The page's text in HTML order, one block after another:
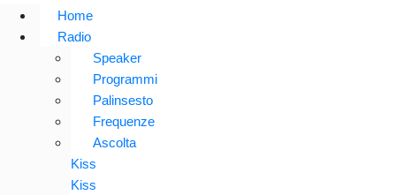
Home
Radio
Speaker
Programmi
Palinsesto
Frequenze
Ascolta
Kiss
Kiss